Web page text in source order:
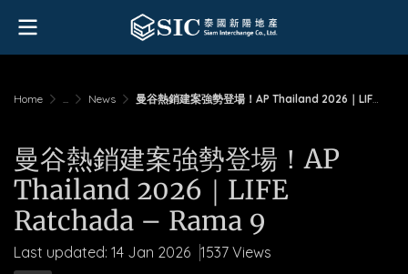
Home ... News 曼谷熱銷建案強勢登場！AP Thailand 2026｜LIFE Ratchada – Rama 9
曼谷熱銷建案強勢登場！AP
Thailand 2026｜LIFE
Ratchada – Rama 9
Last updated: 14 Jan 2026 1537 Views